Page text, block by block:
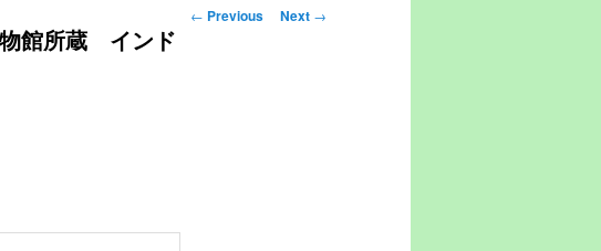
Post navigation
← Previous Next →
物館所蔵 インド